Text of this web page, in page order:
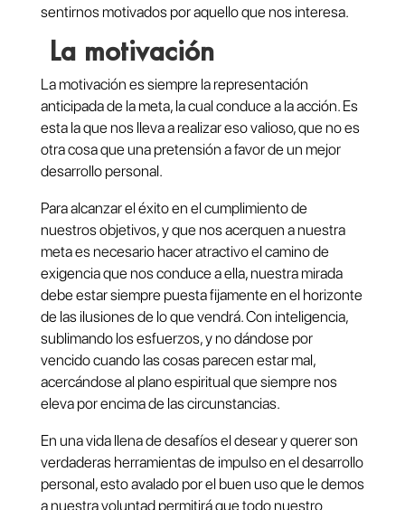
sentirnos motivados por aquello que nos interesa.
La motivación
La motivación es siempre la representación
anticipada de la meta, la cual conduce a la acción. Es
esta la que nos lleva a realizar eso valioso, que no es
otra cosa que una pretensión a favor de un mejor
desarrollo personal.
Para alcanzar el éxito en el cumplimiento de
nuestros objetivos, y que nos acerquen a nuestra
meta es necesario hacer atractivo el camino de
exigencia que nos conduce a ella, nuestra mirada
debe estar siempre puesta fijamente en el horizonte
de las ilusiones de lo que vendrá. Con inteligencia,
sublimando los esfuerzos, y no dándose por
vencido cuando las cosas parecen estar mal,
acercándose al plano espiritual que siempre nos
eleva por encima de las circunstancias.
En una vida llena de desafíos el desear y querer son
verdaderas herramientas de impulso en el desarrollo
personal, esto avalado por el buen uso que le demos
a nuestra voluntad permitirá que todo nuestro